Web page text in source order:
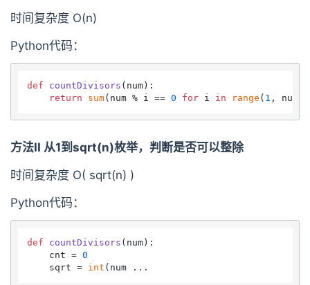
时间复杂度 O(n)
Python代码：
def countDivisors ( num):
return
sum(num % i == 0 for i in range ( 1 , num
方法II 从1到sqrt(n)枚举，判断是否可以整除
时间复杂度 O( sqrt(n) )
Python代码：
def countDivisors ( num):
    cnt =
0
    sqrt =
int (num ...